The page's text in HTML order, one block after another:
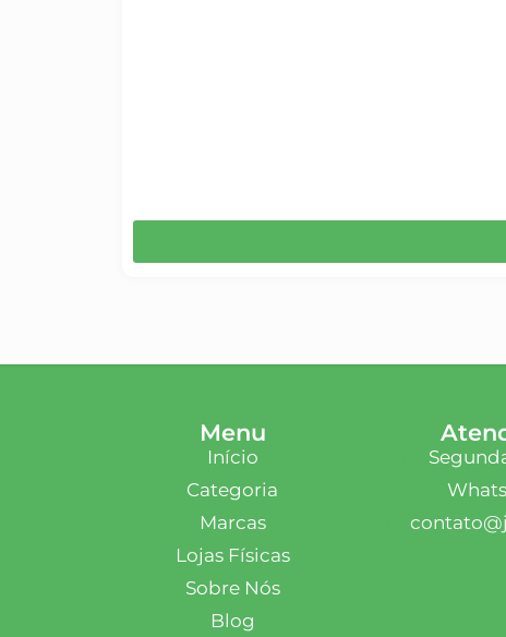
Menu
Início
Categoria
Marcas
Lojas Físicas
Sobre Nós
Blog